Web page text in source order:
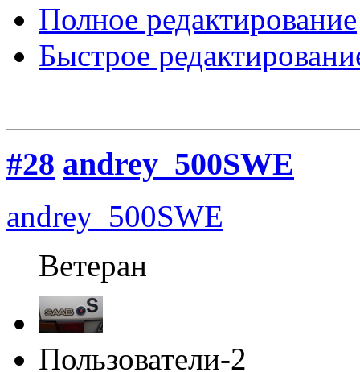
Полное редактирование
Быстрое
#28 andrey_500SWE
andrey_500SWE
Ветеран
Пользователи-2